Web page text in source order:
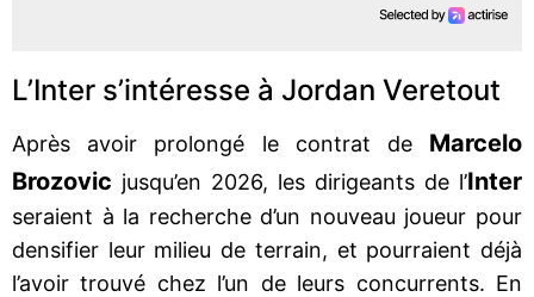
L’Inter s’intéresse à Jordan Veretout
Après avoir prolongé le contrat de Marcelo
Brozovic jusqu’en 2026, les dirigeants de l’Inter
seraient à la recherche d’un nouveau joueur pour
densifier leur milieu de terrain, et pourraient déjà
l’avoir trouvé chez l’un de leurs concurrents. En